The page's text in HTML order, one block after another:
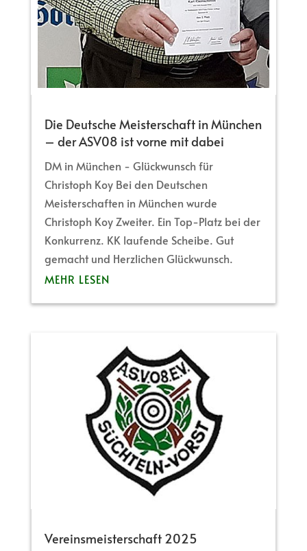
Die Deutsche Meisterschaft in München
– der ASV08 ist vorne mit dabei
DM in München - Glückwunsch für
Christoph Koy Bei den Deutschen
Meisterschaften in München wurde
Christoph Koy Zweiter. Ein Top-Platz bei der
Konkurrenz. KK laufende Scheibe. Gut
gemacht und Herzlichen Glückwunsch.
MEHR LESEN
Vereinsmeisterschaft 2025